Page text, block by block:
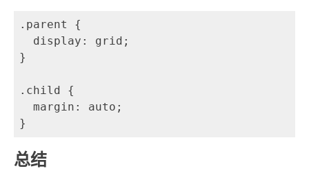
.parent {
  display: grid;
}
.child {
  margin: auto;
总结